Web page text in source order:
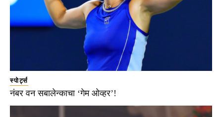
स्पोर्ट्स
नंबर वन सबालेन्काचा ‘गेम ओव्हर’!